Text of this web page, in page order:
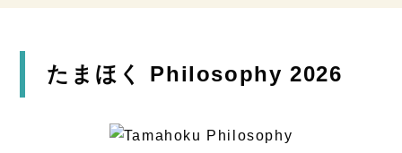
たまほく Philosophy 2026